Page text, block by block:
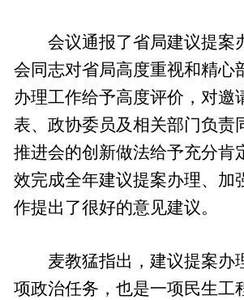
会议通报了省局建议提案
会同志对省局高度重视和精心
办理工作给予高度评价，对邀
表、政协委员及相关部门负责
推进会的创新做法给予充分肯
效完成全年建议提案办理、加
作提出了很好的意见建议。
麦教猛指出，建议提案办
项政治任务，也是一项民生工